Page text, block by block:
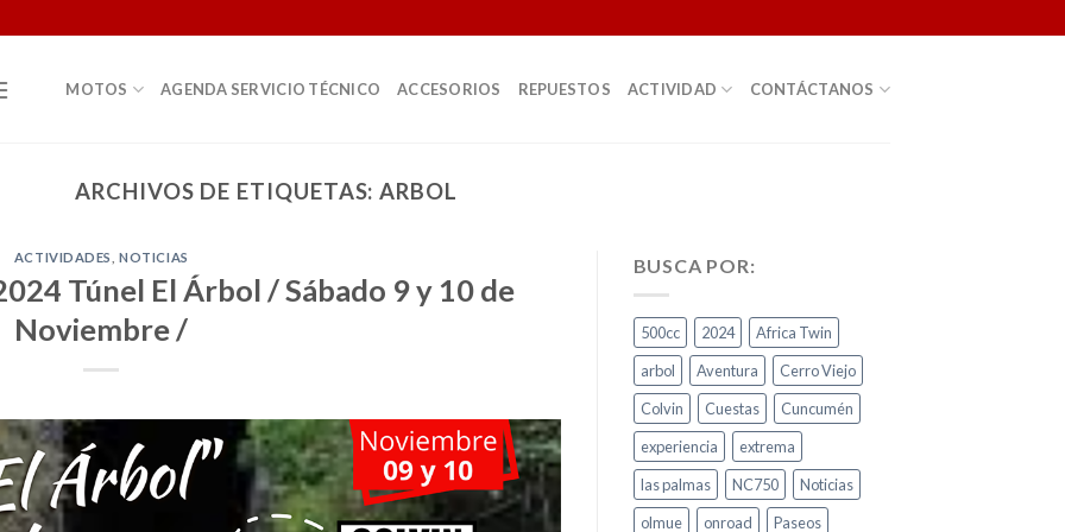
MOTOS AGENDA SERVICIO TÉCNICO ACCESORIOS REPUESTOS ACTIVIDAD CONTÁCTANOS
ARCHIVOS DE ETIQUETAS:ARBOL
ACTIVIDADES ,NOTICIAS
Túnel El Árbol / Sábado 9 y 10 de
Noviembre /
BUSCA POR:
500cc 2024
Africa Twin
arbol
Aventura
Cerro Viejo
Colvin
Cuestas
Cuncumén
experiencia
extrema
las palmas
NC750
Noticias
olmue
onroad
Paseos